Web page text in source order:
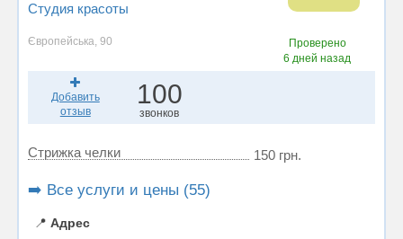
Студия красоты
Європейська, 90
Проверено
6 дней назад
Добавить
отзыв
100
звонков
Стрижка челки 150 грн.
➡️ Все услуги и цены (55)
📍 Адрес